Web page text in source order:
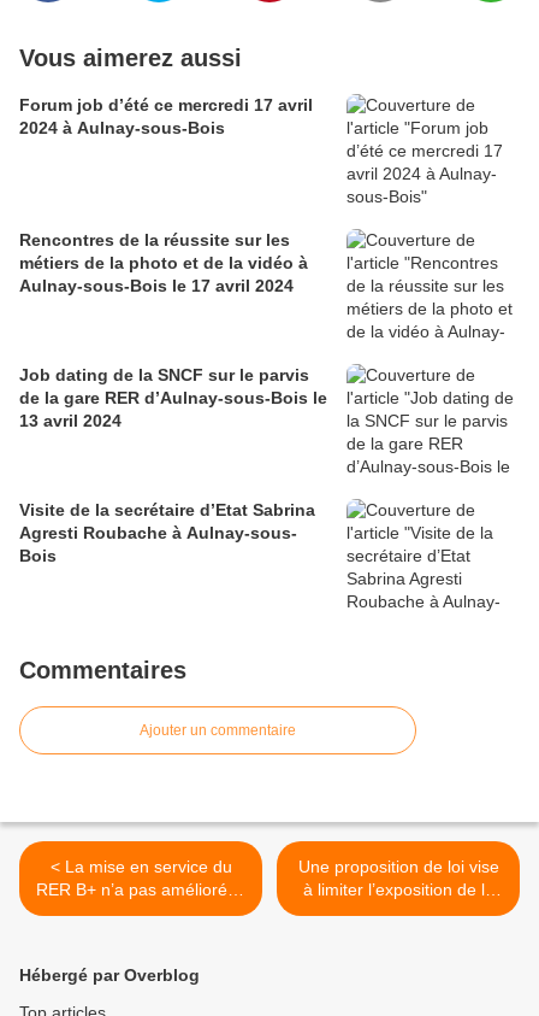
Vous aimerez aussi
Forum job d’été ce mercredi 17 avril
2024 à Aulnay-sous-Bois
Rencontres de la réussite sur les
métiers de la photo et de la vidéo à
Aulnay-sous-Bois le 17 avril 2024
Job dating de la SNCF sur le parvis
de la gare RER d’Aulnay-sous-Bois le
13 avril 2024
Visite de la secrétaire d’Etat Sabrina
Agresti Roubache à Aulnay-sous-
Bois
Commentaires
Ajouter un commentaire
< La mise en service du
RER B+ n’a pas amélioré le
fonctionnement du RER B
Une proposition de loi vise
à limiter l’exposition de la
population aux ondes
Hébergé par Overblog